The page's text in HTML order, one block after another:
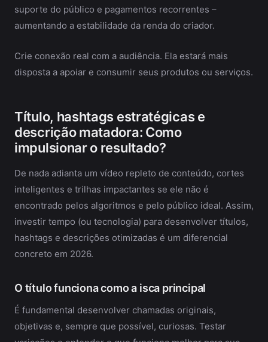
suporte do público e pagamentos recorrentes –
aumentando a estabilidade da renda do criador.
Crie conexão real com a audiência. Ela estará mais
disposta a apoiar e consumir seus produtos ou serviços.
Título, hashtags estratégicas e
descrição matadora: Como
impulsionar o resultado?
De nada adianta um vídeo repleto de conteúdo, cortes
inteligentes e trilhas impactantes se ele não é
encontrado pelos algoritmos e pelo público ideal. Assim,
investir tempo (ou tecnologia) para desenvolver títulos,
hashtags e descrições otimizadas é um diferencial
concreto em 2026.
O título funciona como a isca principal
É fundamental desenvolver chamadas originais,
objetivas e, sempre que possível, curiosas. Testar